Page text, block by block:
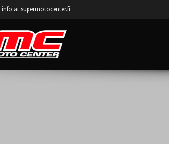
info at supermotocenter.fi